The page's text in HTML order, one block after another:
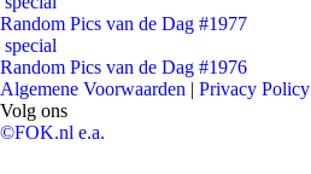
Random Pics van de Dag #1977
special
Random Pics van de Dag #1976
Algemene Voorwaarden | Privacy Policy
Volg ons
©FOK.nl e.a.